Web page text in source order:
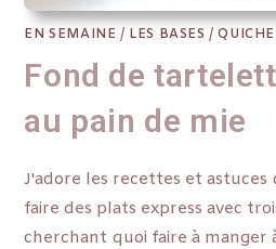
EN SEMAINE / LES BASES /QUICHE
Fond de
au pain de mie
J'adore les recettes et
faire des plats express avec
cherchant quoi faire à manger